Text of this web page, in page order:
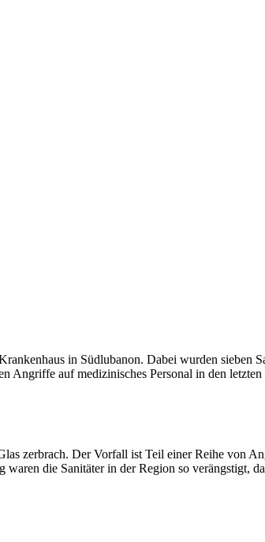
in Südlubanon. Dabei wurden sieben
auf medizinisches Personal in den
zerbrach. Der Vorfall ist Teil einer Reihe von
die Sanitäter in der Region so verängstigt,